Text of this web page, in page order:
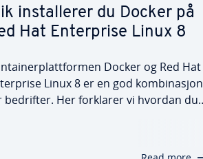
installerer du Docker på
Hat Enterprise Linux 8
Docker og Red Hat
Linux 8 er en god kombinasjon
bedrifter. Her forklarer vi hvordan du